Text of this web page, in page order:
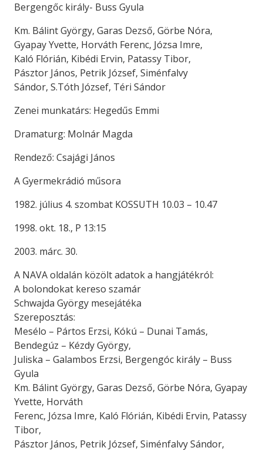
Bergengőc király- Buss Gyula
Km. Bálint György, Garas Dezső, Görbe Nóra,
Gyapay Yvette, Horváth Ferenc, Józsa Imre,
Kaló Flórián, Kibédi Ervin, Patassy Tibor,
Pásztor János, Petrik József, Siménfalvy
Sándor, S.Tóth József, Téri Sándor
Zenei munkatárs: Hegedűs Emmi
Dramaturg: Molnár Magda
Rendező: Csajági János
A Gyermekrádió műsora
1982. július 4. szombat KOSSUTH 10.03 – 10.47
1998. okt. 18., P 13:15
2003. márc. 30.
A NAVA oldalán közölt adatok a hangjátékról:
A bolondokat kereso szamár
Schwajda György mesejátéka
Szereposztás:
Mesélo – Pártos Erzsi, Kókú – Dunai Tamás,
Bendegúz – Kézdy György,
Juliska – Galambos Erzsi, Bergengóc király – Buss
Gyula
Km. Bálint György, Garas Dezső, Görbe Nóra, Gyapay
Yvette, Horváth
Ferenc, Józsa Imre, Kaló Flórián, Kibédi Ervin, Patassy
Tibor,
Pásztor János, Petrik József, Siménfalvy Sándor,